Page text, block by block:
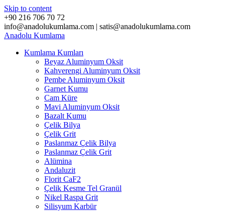
Skip to content
+90 216 706 70 72
info@anadolukumlama.com | satis@anadolukumlama.com
Anadolu Kumlama
Kumlama Kumları
Beyaz Aluminyum Oksit
Kahverengi Aluminyum Oksit
Pembe Aluminyum Oksit
Garnet Kumu
Cam Küre
Mavi Aluminyum Oksit
Bazalt Kumu
Çelik Bilya
Çelik Grit
Paslanmaz Çelik Bilya
Paslanmaz Çelik Grit
Alümina
Andaluzit
Florit CaF2
Çelik Kesme Tel Granül
Nikel Raspa Grit
Silisyum Karbür